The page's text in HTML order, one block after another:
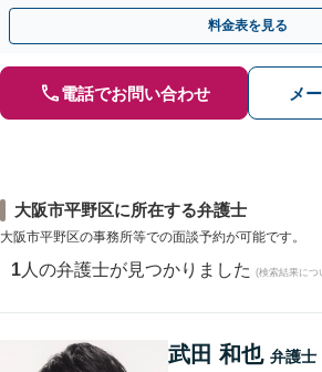
談初回無料】【休日夜間対応可】【オンライン
料金表を見る
電話でお問い合わせ メ
大阪市平野区に所在する弁護士
大阪市平野区の事務所等での面談予約が可能です。
1 人の弁護士が見つかりました (検索結果につ
武田 和也 弁護士